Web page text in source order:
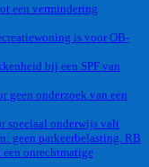
een vermindering
is voor OB-
bij een SPF van
geen onderzoek van een
speciaal onderwijs valt
geen parkeerbelasting. RB
onrechtmatige